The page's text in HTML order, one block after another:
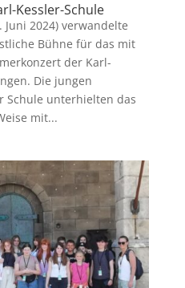
Kessler-Schule
2024) verwandelte
Bühne für das mit
der Karl-
Die jungen
Schule unterhielten das
mit...